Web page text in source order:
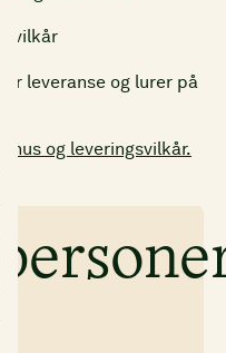
leveranse og lurer på
og leveringsvilkår.